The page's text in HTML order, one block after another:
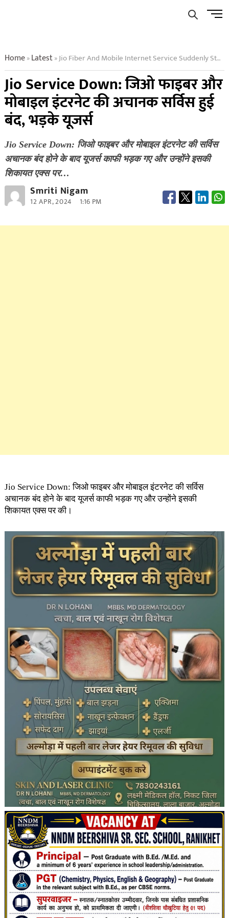
Menu
Home»Latest»Jio Fiber And Mobile Internet Service Suddenly Stopped Users Angry
Jio Service Down: जिओ फाइबर और
मोबाइल इंटरनेट की अचानक सर्विस हुई
बंद, भड़के यूजर्स
Jio Service Down: जिओ फाइबर और मोबाइल इंटरनेट की सर्विस
अचानक बंद होने के बाद यूजर्स काफी भड़क गए और उन्होंने इसकी
शिकायत एक्स पर…
Smriti Nigam
12 APR, 2024 1:16 PM
Jio Service Down: जिओ फाइबर और मोबाइल इंटरनेट की सर्विस
अचानक बंद होने के बाद यूजर्स काफी भड़क गए और उन्होंने इसकी
शिकायत एक्स पर की।